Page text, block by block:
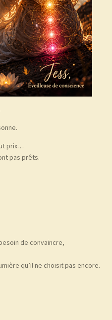
prix…
pas prêts.
de convaincre,
qu’il ne choisit pas encore.